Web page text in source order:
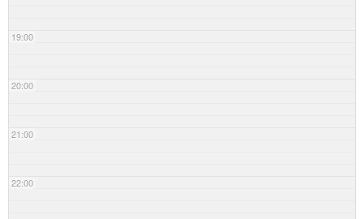
19:00
20:00
21:00
22:00